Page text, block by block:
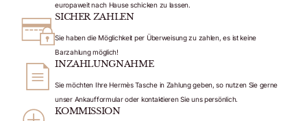
europaweit nach Hause schicken zu lassen.
SICHER ZAHLEN
Sie haben die Möglichkeit per Überweisung zu zahlen, es ist keine
Barzahlung möglich!
INZAHLUNGNAHME
Sie möchten Ihre Hermès Tasche in Zahlung geben, so nutzen Sie gerne
unser Ankaufformular oder kontaktieren Sie uns persönlich.
KOMMISSION